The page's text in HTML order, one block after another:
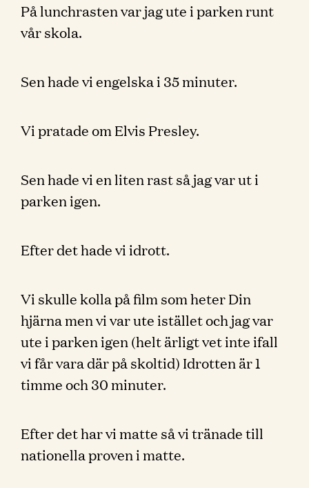
På lunchrasten var jag ute i parken runt
vår skola.
Sen hade vi engelska i 35 minuter.
Vi pratade om Elvis Presley.
Sen hade vi en liten rast så jag var ut i
parken igen.
Efter det hade vi idrott.
Vi skulle kolla på film som heter Din
hjärna men vi var ute istället och jag var
ute i parken igen (helt ärligt vet inte ifall
vi får vara där på skoltid) Idrotten är 1
timme och 30 minuter.
Efter det har vi matte så vi tränade till
nationella proven i matte.